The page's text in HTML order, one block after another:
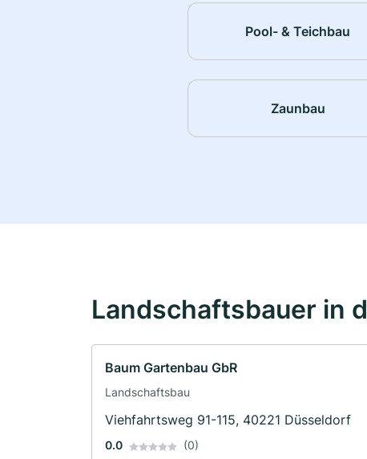
Pool- & Teichbau
Zaunbau
Landschaftsbauer in
Baum Gartenbau GbR
Landschaftsbau
Viehfahrtsweg 91-115, 40221 Düsseldorf
0.0 (0)